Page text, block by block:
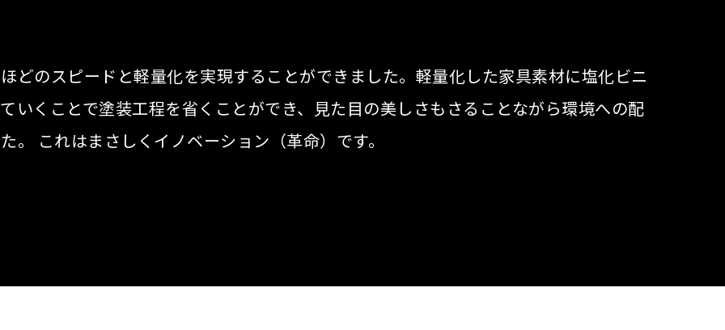
どのスピードと軽量化を実現することができました。軽量化した家具素材に塩化ビニ
いくことで塗装工程を省くことができ、見た目の美しさもさることながら環境への配
これはまさしくイノベーション（革命）です。